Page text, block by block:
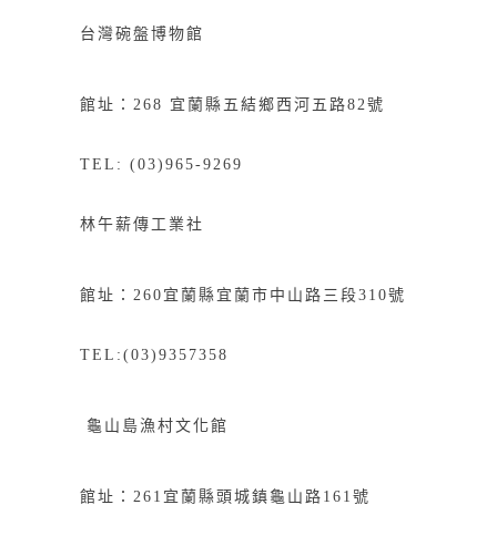
台灣碗盤博物館
館址：268 宜 蘭縣五結鄉西河五路82號
TEL: (03)965-9269
林午薪傳工業社
館址： 260 宜蘭縣宜蘭市中山路三段310號
TEL:(03)9357358
龜山島漁村文化館
館址： 261 宜蘭縣頭城鎮龜山路 161 號